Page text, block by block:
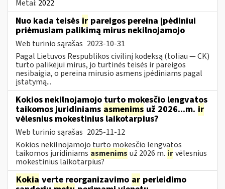
Metai: 2022
Nuo kada teisės ir pareigos pereina įpėdiniui
priėmusiam palikimą mirus nekilnojamojo
Web turinio sąrašas 2023-10-31
Pagal Lietuvos Respublikos civilinį kodeksą (toliau ― CK)
turto palikėjui mirus, jo turtinės teisės ir pareigos
nesibaigia, o pereina mirusio asmens įpėdiniams pagal
įstatymą...
Kokios nekilnojamojo turto mokesčio lengvatos
taikomos juridiniams asmenims už 2026...m. ir
vėlesnius mokestinius laikotarpius?
Web turinio sąrašas 2025-11-12
Kokios nekilnojamojo turto mokesčio lengvatos
taikomos juridiniams asmenims už 2026 m. irvėlesnius
mokestinius laikotarpius?
Kokia verte reorganizavimo ar perleidimo